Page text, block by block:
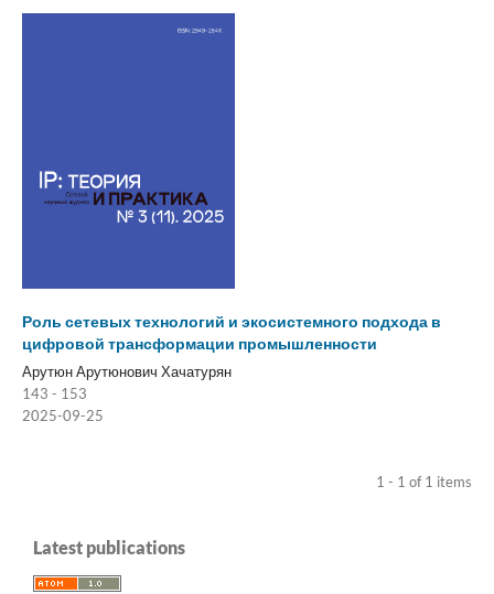
Роль сетевых технологий и экосистемного подхода в
цифровой трансформации промышленности
Арутюн Арутюнович Хачатурян
143 - 153
2025-09-25
1 - 1 of 1 items
Latest publications